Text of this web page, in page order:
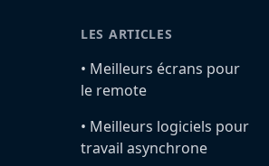
LES ARTICLES
•️ Meilleurs écrans pour
le remote
•️ Meilleurs logiciels pour
travail asynchrone